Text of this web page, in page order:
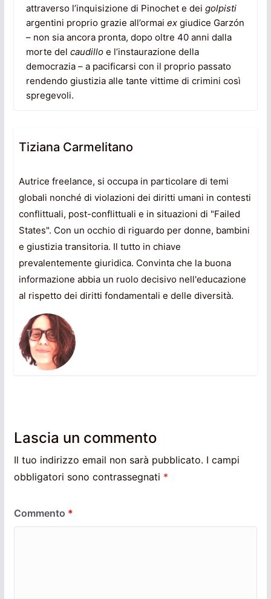
attraverso l’inquisizione di Pinochet e dei golpisti
argentini proprio grazie all’ormai exgiudice Garzón
– non sia ancora pronta, dopo oltre 40 anni dalla
morte del caudilloe l’instaurazione della
democrazia – a pacificarsi con il proprio passato
rendendo giustizia alle tante vittime di crimini così
spregevoli.
Tiziana Carmelitano
Autrice freelance, si occupa in particolare di temi
globali nonché di violazioni dei diritti umani in contesti
conflittuali, post-conflittuali e in situazioni di "Failed
States". Con un occhio di riguardo per donne, bambini
e giustizia transitoria. Il tutto in chiave
prevalentemente giuridica. Convinta che la buona
informazione abbia un ruolo decisivo nell'educazione
al rispetto dei diritti fondamentali e delle diversità.
Lascia un commento
Il tuo indirizzo email non sarà pubblicato. I campi
obbligatori sono contrassegnati *
Commento *